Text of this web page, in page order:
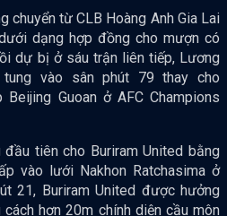
chuyển từ CLB Hoàng Anh Gia Lai
dạng hợp đồng cho mượn có
dự bị ở sáu trận liên tiếp, Lương
vào sân phút 79 thay cho
Guoan ở AFC Champions
tiên cho Buriram United bằng
vào lưới Nakhon Ratchasima ở
21, Buriram United được hưởng
hơn 20m chính diện cầu môn